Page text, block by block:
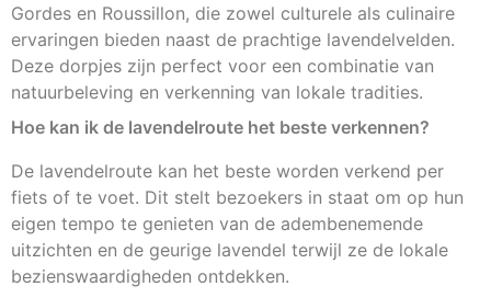
Gordes en Roussillon, die zowel culturele als culinaire
ervaringen bieden naast de prachtige lavendelvelden.
Deze dorpjes zijn perfect voor een combinatie van
natuurbeleving en verkenning van lokale tradities.
Hoe kan ik de lavendelroute het beste verkennen?
De lavendelroute kan het beste worden verkend per
fiets of te voet. Dit stelt bezoekers in staat om op hun
eigen tempo te genieten van de adembenemende
uitzichten en de geurige lavendel terwijl ze de lokale
bezienswaardigheden ontdekken.